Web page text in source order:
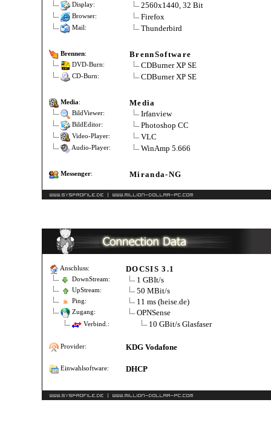
Display: 2560x1440, 32 Bit
Browser: Firefox
Mail: Thunderbird
Brennen: BrennSoftware
DVD-Burn: CDBurner XP SE
CD-Burn: CDBurner XP SE
Media: Media
BildViewer: Irfanview
BildEditor: Photoshop CC
Video-Player: VLC
Audio-Player: WinAmp 5.666
Messenger: Miranda-NG
Anschluss: DOCSIS 3.1
DownStream: 1 GBIt/s
UpStream: 50 MBit/s
Ping: 11 ms (heise.de)
Zugang: OPNSense
Verbind.: 10 GBit/s Glasfaser
Provider: KDG Vodafone
Einwahlsoftware: DHCP